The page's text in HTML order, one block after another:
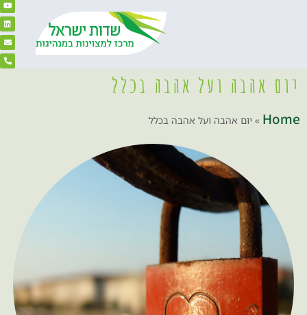
יום אהבה ועל אהבה בכלל
Home
» יום אהבה ועל אהבה בכלל